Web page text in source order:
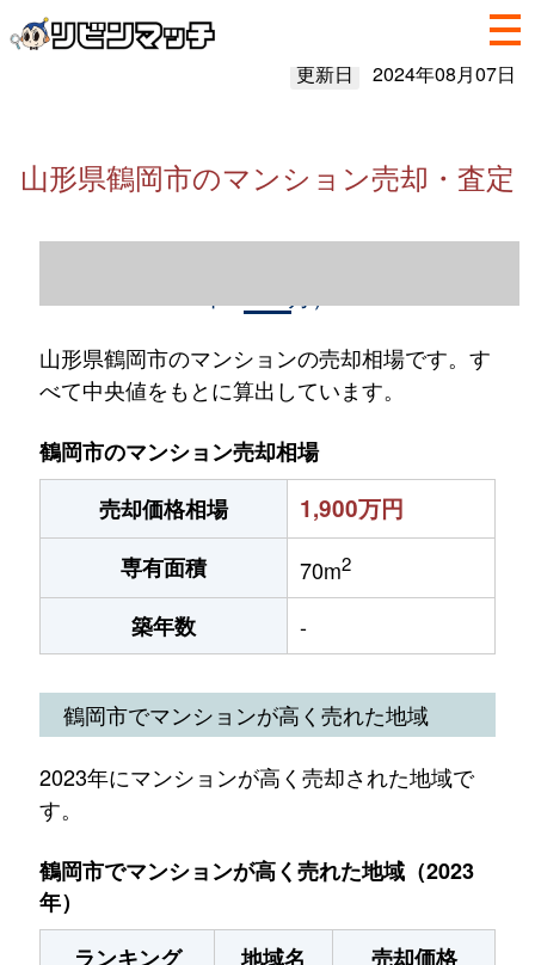
更新日 2024年08月07日
山形県鶴岡市のマンション売却・査定
山形県鶴岡市のマンションの売却相場です。す
べて中央値をもとに算出しています。
鶴岡市のマンション売却相場
売却価格相場
1,900万円
専有面積 70m2
築年数 -
鶴岡市でマンションが高く売れた地域
2023年にマンションが高く売却された地域で
す。
鶴岡市でマンションが高く売れた地域（2023
年）
ランキング
地域名
売却価格